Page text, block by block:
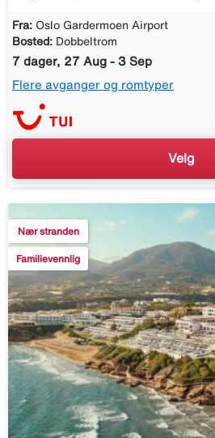
Fra: Oslo Gardermoen Airport
Bosted: Dobbeltrom
7 dager, 27 Aug - 3 Sep
Flere avganger og romtyper
Velg
Nær stranden
Familievennlig